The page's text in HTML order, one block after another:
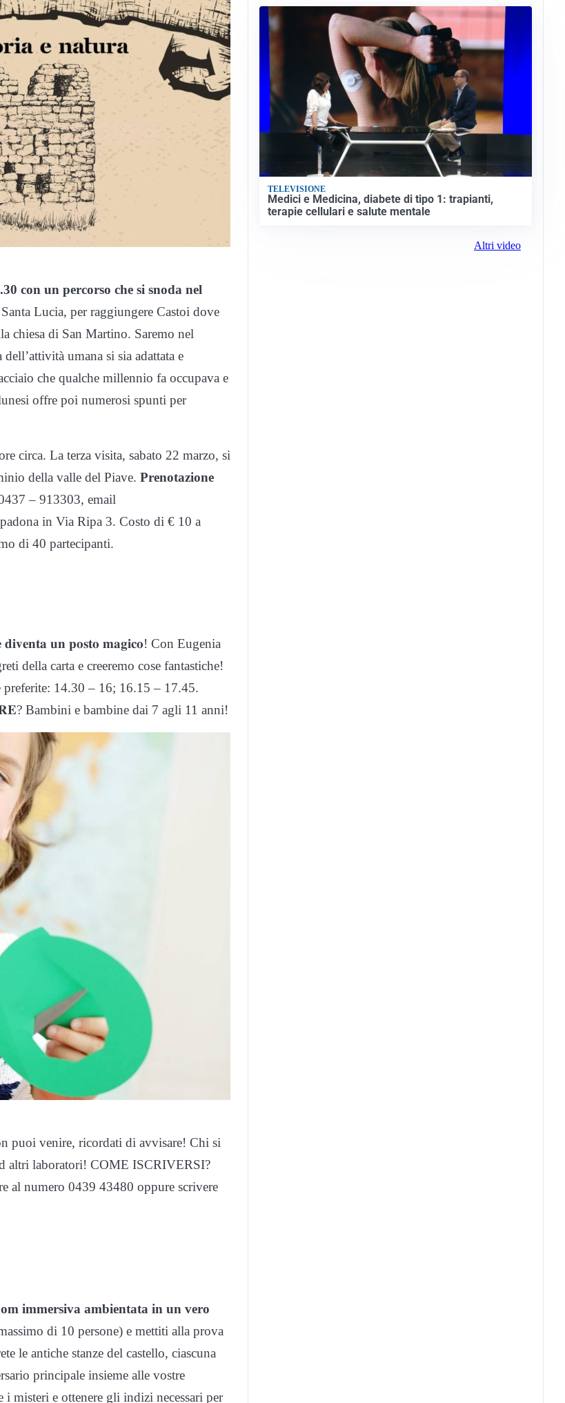
con un percorso che si snoda nel
Lucia, per raggiungere Castoi dove
chiesa di San Martino. Saremo nel
umana si sia adattata e
che qualche millennio fa occupava e
offre poi numerosi spunti per
circa. La terza visita, sabato 22 marzo, si
della valle del Piave. Prenotazione
– 913303, email
in Via Ripa 3. Costo di € 10 a
di 40 partecipanti.
𝐝𝐢𝐯𝐞𝐧𝐭𝐚 𝐮𝐧 𝐩𝐨𝐬𝐭𝐨 𝐦𝐚𝐠𝐢𝐜𝐨! Con Eugenia
della carta e creeremo cose fantastiche!
14.30 – 16; 16.15 – 17.45.
e bambine dai 7 agli 11 anni!
venire, ricordati di avvisare! Chi si
altri laboratori! COME ISCRIVERSI?
al numero 0439 43480 oppure scrivere
immersiva ambientata in un vero
di 10 persone) e mettiti alla prova
le antiche stanze del castello, ciascuna
principale insieme alle vostre
misteri e ottenere gli indizi necessari per
TELEVISIONE
Medici e Medicina, diabete di tipo 1: trapianti,
terapie cellulari e salute mentale
Altri video